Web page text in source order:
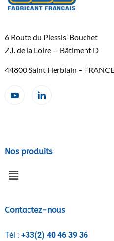
6 Route du Plessis-Bouchet
Z.I. de la Loire – Bâtiment D
44800 Saint Herblain – FRANCE
Nos produits
Contactez-nous
Tél : +33(2) 40 46 39 36